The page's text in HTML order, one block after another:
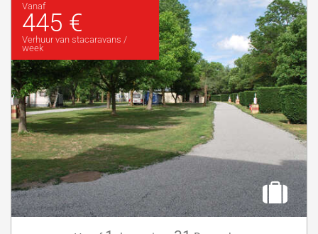
Vanaf
445 €
Verhuur van stacaravans /
week